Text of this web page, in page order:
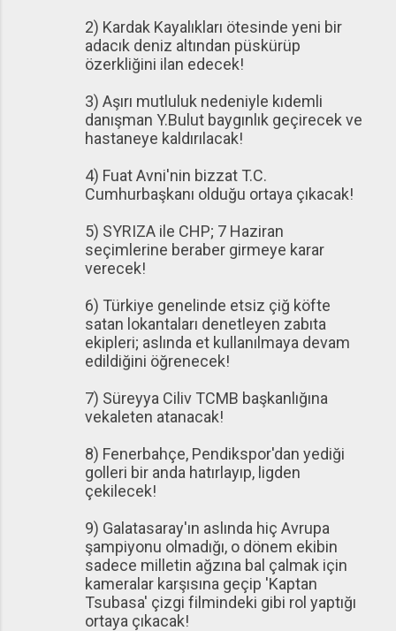
2) Kardak Kayalıkları ötesinde yeni bir
adacık deniz altından püskürüp
özerkliğini ilan edecek!
3) Aşırı mutluluk nedeniyle kıdemli
danışman Y.Bulut baygınlık geçirecek ve
hastaneye kaldırılacak!
4) Fuat Avni'nin bizzat T.C.
Cumhurbaşkanı olduğu ortaya çıkacak!
5) SYRIZA ile CHP; 7 Haziran
seçimlerine beraber girmeye karar
verecek!
6) Türkiye genelinde etsiz çiğ köfte
satan lokantaları denetleyen zabıta
ekipleri; aslında et kullanılmaya devam
edildiğini öğrenecek!
7) Süreyya Ciliv TCMB başkanlığına
vekaleten atanacak!
8) Fenerbahçe, Pendikspor'dan yediği
golleri bir anda hatırlayıp, ligden
çekilecek!
9) Galatasaray'ın aslında hiç Avrupa
şampiyonu olmadığı, o dönem ekibin
sadece milletin ağzına bal çalmak için
kameralar karşısına geçip 'Kaptan
Tsubasa' çizgi filmindeki gibi rol yaptığı
ortaya çıkacak!